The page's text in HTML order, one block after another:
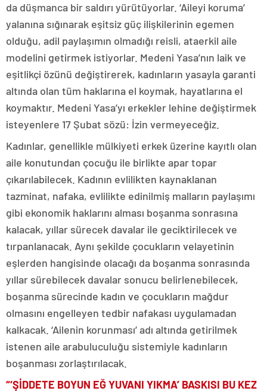
da düşmanca bir saldırı yürütüyorlar. ‘Aileyi koruma’
yalanına sığınarak eşitsiz güç ilişkilerinin egemen
olduğu, adil paylaşımın olmadığı reisli, ataerkil aile
modelini getirmek istiyorlar. Medeni Yasa’nın laik ve
eşitlikçi özünü değiştirerek, kadınların yasayla garanti
altında olan tüm haklarına el koymak, hayatlarına el
koymaktır. Medeni Yasa’yı erkekler lehine değiştirmek
isteyenlere 17 Şubat sözü: İzin vermeyeceğiz.
Kadınlar, genellikle mülkiyeti erkek üzerine kayıtlı olan
aile konutundan çocuğu ile birlikte apar topar
çıkarılabilecek. Kadının evlilikten kaynaklanan
tazminat, nafaka, evlilikte edinilmiş malların paylaşımı
gibi ekonomik haklarını alması boşanma sonrasına
kalacak, yıllar sürecek davalar ile geciktirilecek ve
tırpanlanacak. Aynı şekilde çocukların velayetinin
eşlerden hangisinde olacağı da boşanma sonrasında
yıllar sürebilecek davalar sonucu belirlenebilecek,
boşanma sürecinde kadın ve çocukların mağdur
olmasını engelleyen tedbir nafakası uygulamadan
kalkacak. ‘Ailenin korunması’ adı altında getirilmek
istenen aile arabuluculuğu sistemiyle kadınların
boşanması zorlaştırılacak.
“‘ŞİDDETE BOYUN EĞ YUVANI YIKMA’ BASKISI BU KEZ